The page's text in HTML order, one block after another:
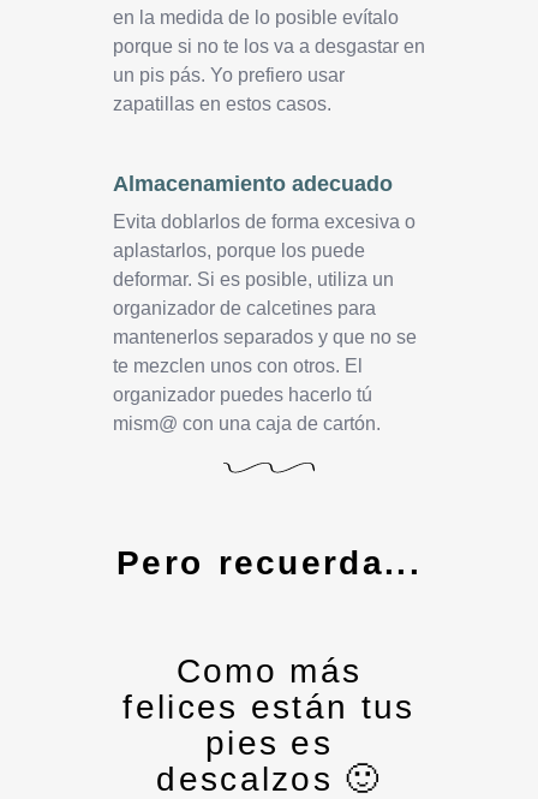
en la medida de lo posible evítalo
porque si no te los va a desgastar en
un pis pás. Yo prefiero usar
zapatillas en estos casos.
Almacenamiento adecuado
Evita doblarlos de forma excesiva o
aplastarlos, porque los puede
deformar. Si es posible, utiliza un
organizador de calcetines para
mantenerlos separados y que no se
te mezclen unos con otros. El
organizador puedes hacerlo tú
mism@ con una caja de cartón.
Pero recuerda...
Como más
felices están tus
pies es
descalzos 🙂